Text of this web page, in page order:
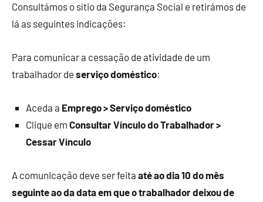
Consultámos o sítio da Segurança Social e retirámos de
lá as seguintes indicações:
Para comunicar a cessação de atividade de um
trabalhador de serviço doméstico:
Aceda a Emprego > Serviço doméstico
Clique em Consultar Vínculo do Trabalhador >
Cessar Vínculo
A comunicação deve ser feita até ao dia 10 do mês
seguinte ao da data em que o trabalhador deixou de